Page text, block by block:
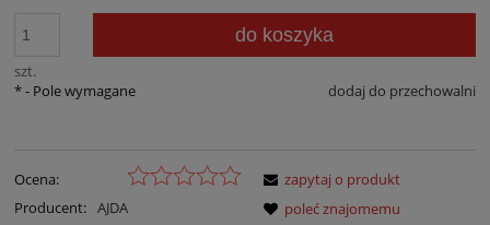
szt.
do koszyka
dodaj do przechowalni
*- Pole wymagane
Ocena:
Producent: AJDA
zapytaj o produkt
poleć znajomemu